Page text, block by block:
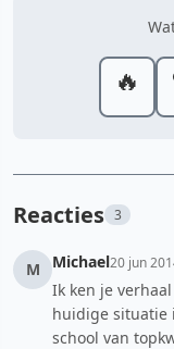
🔥
Reacties 3
M Michael20 jun
Ik ken je
huidige situatie
school van